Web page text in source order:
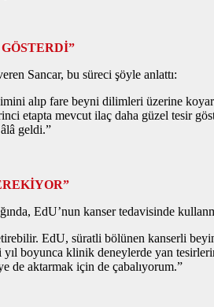
Sancar, bu süreci şöyle anlattı:
alıp fare beyni dilimleri üzerine
etapta mevcut ilaç daha güzel tesir
geldi.”
EdU’nun kanser tedavisinde
EdU, süratli bölünen kanserli
boyunca klinik deneylerde yan
de aktarmak için de çabalıyorum.”